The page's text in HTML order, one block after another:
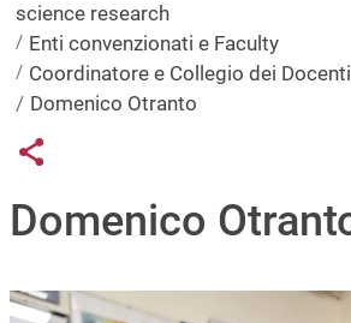
science research
Enti convenzionati e Faculty
Coordinatore e Collegio dei Docenti
Domenico Otranto
Links
Share button
Domenico
Immagine